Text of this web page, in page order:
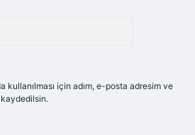
kullanılması için adım, e-posta adresim ve
kaydedilsin.